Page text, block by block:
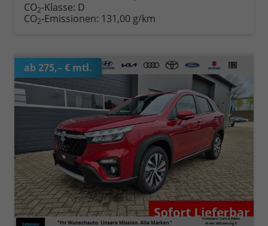
CO2-Klasse: D
CO2-Emissionen: 131,00 g/km
ab 275,– € mtl.